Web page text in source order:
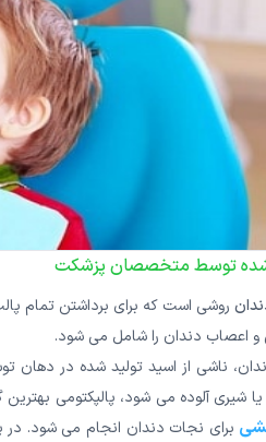
شده توسط متخصصان پزشکت
روشی است که برای برداشتن تمام
و اعصاب دندان را شامل می شود.
ناشی از اسید تولید شده در دهان
یا شیری آلوده می شود، پالپکتومی
برای نجات دندان انجام می شود. در